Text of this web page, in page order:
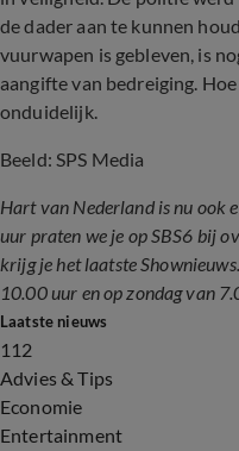
de dader aan te kunnen
vuurwapen is gebleven, is
aangifte van bedreiging.
onduidelijk.
Beeld: SPS Media
Hart van Nederland is nu ook
uur praten we je op SBS6 bij
krijg je het laatste
10.00 uur en op zondag van
Laatste nieuws
112
Advies & Tips
Economie
Entertainment